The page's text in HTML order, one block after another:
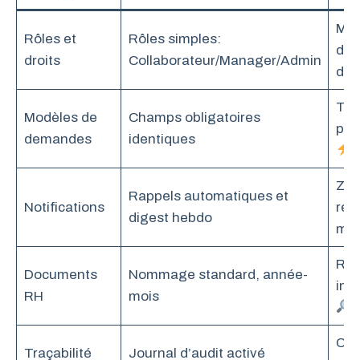
Rôles et
droits
Rôles simples:
Collaborateur/Manager/Admin
Modèles de
demandes
Champs obligatoires
identiques
Notifications
Rappels automatiques et
digest hebdo
Documents
RH
Nommage standard, année-
mois
Traçabilité Journal d’audit activé